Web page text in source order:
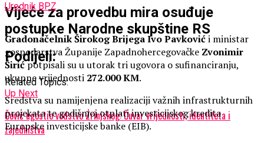
Vijeće za provedbu mira osuđuje
postupke Narodne skupštine RS
Podijeli:
Related Topics:
Up Next
Čović ugostio vodstvo Zrinjskog: Čuvar vrijednosti, identiteta i
zajedništva
Urednik BPZ
Gradonačelnik Širokog BrijegaIvo Pavkovići ministar
gospodarstva Županije Zapadnohercegovačke Zvonimir
Širićpotpisali su u utorak tri ugovora o sufinanciranju,
ukupne vrijednosti 272.000 KM.
Sredstva su namijenjena realizaciji važnih infrastrukturnih
projekata te godišnjoj otplati investicijskog kredita
Europske investicijske banke (EIB).